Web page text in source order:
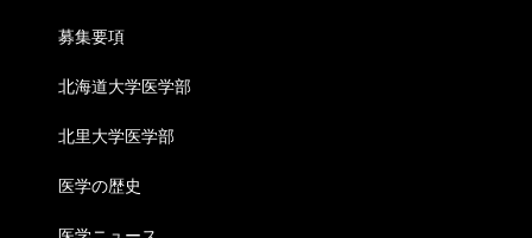
募集要項
北海道大学医学部
北里大学医学部
医学の歴史